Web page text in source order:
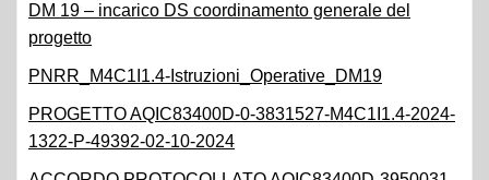
DM 19 – incarico DS coordinamento generale del
progetto
PNRR_M4C1I1.4-Istruzioni_Operative_DM19
PROGETTO AQIC83400D-0-3831527-M4C1I1.4-2024-
1322-P-49392-02-10-2024